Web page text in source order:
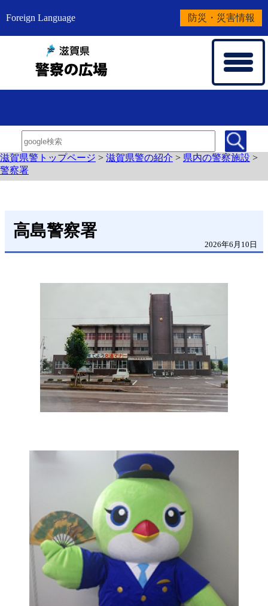
Foreign Language 防災・災害情報
滋賀県警トップページ > 滋賀県警の紹介 > 県内の警察施設 >
警察署
高島警察署
2026年6月10日